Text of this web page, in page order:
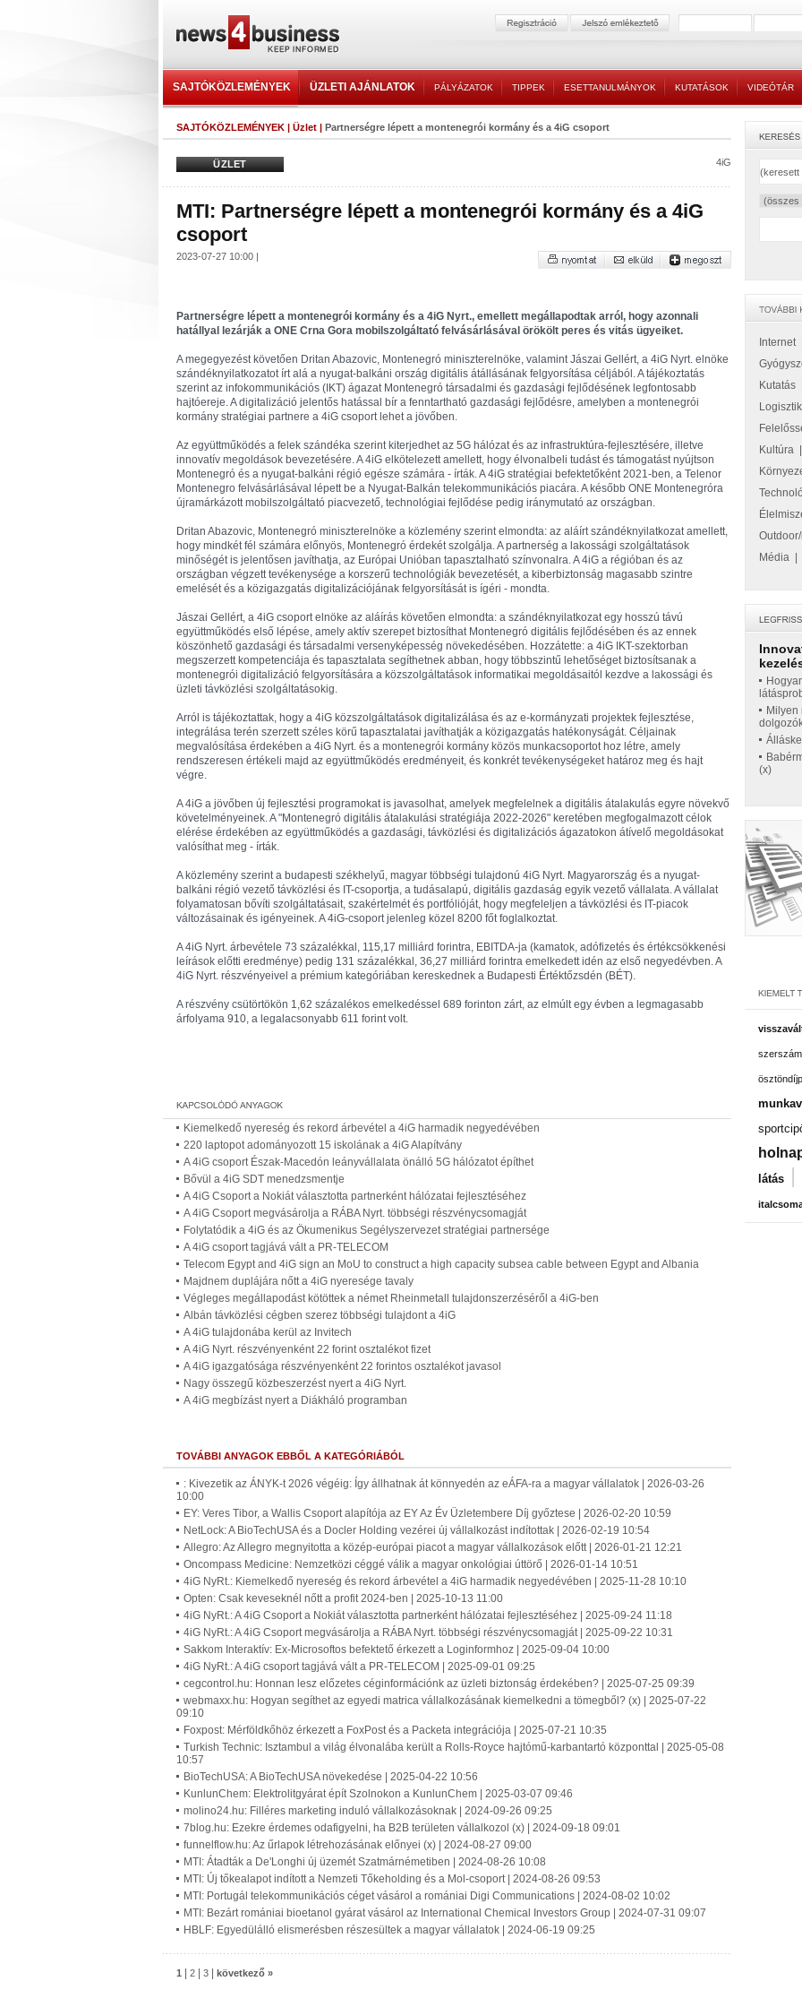
SAJTÓKÖZLEMÉNYEK ÜZLETI AJÁNLATOK PÁLYÁZATOK TIPPEK ESETTANULMÁNYOK KUTATÁSOK VIDEÓTÁR
SAJTÓKÖZLEMÉNYEK | Üzlet | Partnerségre lépett a montenegrói kormány és a 4iG csoport
ÜZLET 4iG
MTI: Partnerségre lépett a montenegrói kormány és a 4iG
csoport
2023-07-27 10:00 |
Partnerségre lépett a montenegrói kormány és a 4iG Nyrt., emellett megállapodtak arról, hogy azonnali
hatállyal lezárják a ONE Crna Gora mobilszolgáltató felvásárlásával örökölt peres és vitás ügyeiket.
A megegyezést követően Dritan Abazovic, Montenegró miniszterelnöke, valamint Jászai Gellért, a 4iG Nyrt. elnöke
szándéknyilatkozatot írt alá a nyugat-balkáni ország digitális átállásának felgyorsítása céljából. A tájékoztatás
szerint az infokommunikációs (IKT) ágazat Montenegró társadalmi és gazdasági fejlődésének legfontosabb
hajtóereje. A digitalizáció jelentős hatással bír a fenntartható gazdasági fejlődésre, amelyben a montenegrói
kormány stratégiai partnere a 4iG csoport lehet a jövőben.
Az együttműködés a felek szándéka szerint kiterjedhet az 5G hálózat és az infrastruktúra-fejlesztésére, illetve
innovatív megoldások bevezetésére. A 4iG elkötelezett amellett, hogy élvonalbeli tudást és támogatást nyújtson
Montenegró és a nyugat-balkáni régió egésze számára - írták. A 4iG stratégiai befektetőként 2021-ben, a Telenor
Montenegro felvásárlásával lépett be a Nyugat-Balkán telekommunikációs piacára. A később ONE Montenegróra
újramárkázott mobilszolgáltató piacvezető, technológiai fejlődése pedig iránymutató az országban.
Dritan Abazovic, Montenegró miniszterelnöke a közlemény szerint elmondta: az aláírt szándéknyilatkozat amellett,
hogy mindkét fél számára előnyös, Montenegró érdekét szolgálja. A partnerség a lakossági szolgáltatások
minőségét is jelentősen javíthatja, az Európai Unióban tapasztalható színvonalra. A 4iG a régióban és az
országban végzett tevékenysége a korszerű technológiák bevezetését, a kiberbiztonság magasabb szintre
emelését és a közigazgatás digitalizációjának felgyorsítását is ígéri - mondta.
Jászai Gellért, a 4iG csoport elnöke az aláírás követően elmondta: a szándéknyilatkozat egy hosszú távú
együttműködés első lépése, amely aktív szerepet biztosíthat Montenegró digitális fejlődésében és az ennek
köszönhető gazdasági és társadalmi versenyképesség növekedésében. Hozzátette: a 4iG IKT-szektorban
megszerzett kompetenciája és tapasztalata segíthetnek abban, hogy többszintű lehetőséget biztosítsanak a
montenegrói digitalizáció felgyorsítására a közszolgáltatások informatikai megoldásaitól kezdve a lakossági és
üzleti távközlési szolgáltatásokig.
Arról is tájékoztattak, hogy a 4iG közszolgáltatások digitalizálása és az e-kormányzati projektek fejlesztése,
integrálása terén szerzett széles körű tapasztalatai javíthatják a közigazgatás hatékonyságát. Céljainak
megvalósítása érdekében a 4iG Nyrt. és a montenegrói kormány közös munkacsoportot hoz létre, amely
rendszeresen értékeli majd az együttműködés eredményeit, és konkrét tevékenységeket határoz meg és hajt
végre.
A 4iG a jövőben új fejlesztési programokat is javasolhat, amelyek megfelelnek a digitális átalakulás egyre növekvő
követelményeinek. A "Montenegró digitális átalakulási stratégiája 2022-2026" keretében megfogalmazott célok
elérése érdekében az együttműködés a gazdasági, távközlési és digitalizációs ágazatokon átívelő megoldásokat
valósíthat meg - írták.
A közlemény szerint a budapesti székhelyű, magyar többségi tulajdonú 4iG Nyrt. Magyarország és a nyugat-
balkáni régió vezető távközlési és IT-csoportja, a tudásalapú, digitális gazdaság egyik vezető vállalata. A vállalat
folyamatosan bővíti szolgáltatásait, szakértelmét és portfólióját, hogy megfeleljen a távközlési és IT-piacok
változásainak és igényeinek. A 4iG-csoport jelenleg közel 8200 főt foglalkoztat.
A 4iG Nyrt. árbevétele 73 százalékkal, 115,17 milliárd forintra, EBITDA-ja (kamatok, adófizetés és értékcsökkenési
leírások előtti eredménye) pedig 131 százalékkal, 36,27 milliárd forintra emelkedett idén az első negyedévben. A
4iG Nyrt. részvényeivel a prémium kategóriában kereskednek a Budapesti Értéktőzsdén (BÉT).
A részvény csütörtökön 1,62 százalékos emelkedéssel 689 forinton zárt, az elmúlt egy évben a legmagasabb
árfolyama 910, a legalacsonyabb 611 forint volt.
Kiemelkedő nyereség és rekord árbevétel a 4iG harmadik negyedévében
220 laptopot adományozott 15 iskolának a 4iG Alapítvány
A 4iG csoport Észak-Macedón leányvállalata önálló 5G hálózatot építhet
Bővül a 4iG SDT menedzsmentje
A 4iG Csoport a Nokiát választotta partnerként hálózatai fejlesztéséhez
A 4iG Csoport megvásárolja a RÁBA Nyrt. többségi részvénycsomagját
Folytatódik a 4iG és az Ökumenikus Segélyszervezet stratégiai partnersége
A 4iG csoport tagjává vált a PR-TELECOM
Telecom Egypt and 4iG sign an MoU to construct a high capacity subsea cable between Egypt and Albania
Majdnem duplájára nőtt a 4iG nyeresége tavaly
Végleges megállapodást kötöttek a német Rheinmetall tulajdonszerzéséről a 4iG-ben
Albán távközlési cégben szerez többségi tulajdont a 4iG
A 4iG tulajdonába kerül az Invitech
A 4iG Nyrt. részvényenként 22 forint osztalékot fizet
A 4iG igazgatósága részvényenként 22 forintos osztalékot javasol
Nagy összegű közbeszerzést nyert a 4iG Nyrt.
A 4iG megbízást nyert a Diákháló programban
TOVÁBBI ANYAGOK EBBŐL A KATEGÓRIÁBÓL
: Kivezetik az ÁNYK-t 2026 végéig: Így állhatnak át könnyedén az eÁFA-ra a magyar vállalatok | 2026-03-26
10:00
EY: Veres Tibor, a Wallis Csoport alapítója az EY Az Év Üzletembere Díj győztese | 2026-02-20 10:59
NetLock: A BioTechUSA és a Docler Holding vezérei új vállalkozást indítottak | 2026-02-19 10:54
Allegro: Az Allegro megnyitotta a közép-európai piacot a magyar vállalkozások előtt | 2026-01-21 12:21
Oncompass Medicine: Nemzetközi céggé válik a magyar onkológiai úttörő | 2026-01-14 10:51
4iG NyRt.: Kiemelkedő nyereség és rekord árbevétel a 4iG harmadik negyedévében | 2025-11-28 10:10
Opten: Csak keveseknél nőtt a profit 2024-ben | 2025-10-13 11:00
4iG NyRt.: A 4iG Csoport a Nokiát választotta partnerként hálózatai fejlesztéséhez | 2025-09-24 11:18
4iG NyRt.: A 4iG Csoport megvásárolja a RÁBA Nyrt. többségi részvénycsomagját | 2025-09-22 10:31
Sakkom Interaktív: Ex-Microsoftos befektető érkezett a Loginformhoz | 2025-09-04 10:00
4iG NyRt.: A 4iG csoport tagjává vált a PR-TELECOM | 2025-09-01 09:25
cegcontrol.hu: Honnan lesz előzetes céginformációnk az üzleti biztonság érdekében? | 2025-07-25 09:39
webmaxx.hu: Hogyan segíthet az egyedi matrica vállalkozásának kiemelkedni a tömegből? (x) | 2025-07-22
09:10
Foxpost: Mérföldkőhöz érkezett a FoxPost és a Packeta integrációja | 2025-07-21 10:35
Turkish Technic: Isztambul a világ élvonalába került a Rolls-Royce hajtómű-karbantartó központtal | 2025-05-08
10:57
BioTechUSA: A BioTechUSA növekedése | 2025-04-22 10:56
KunlunChem: Elektrolitgyárat épít Szolnokon a KunlunChem | 2025-03-07 09:46
molino24.hu: Filléres marketing induló vállalkozásoknak | 2024-09-26 09:25
7blog.hu: Ezekre érdemes odafigyelni, ha B2B területen vállalkozol (x) | 2024-09-18 09:01
funnelflow.hu: Az űrlapok létrehozásának előnyei (x) | 2024-08-27 09:00
MTI: Átadták a De'Longhi új üzemét Szatmárnémetiben | 2024-08-26 10:08
MTI: Új tőkealapot indított a Nemzeti Tőkeholding és a Mol-csoport | 2024-08-26 09:53
MTI: Portugál telekommunikációs céget vásárol a romániai Digi Communications | 2024-08-02 10:02
MTI: Bezárt romániai bioetanol gyárat vásárol az International Chemical Investors Group | 2024-07-31 09:07
HBLF: Egyedülálló elismerésben részesültek a magyar vállalatok | 2024-06-19 09:25
1 2 3 következő »
Internet|
Kutatás
Kultúra
Média
Milyen
(x)
szerszám
látás |